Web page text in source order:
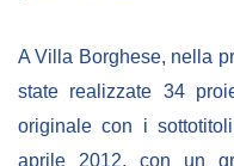
Catalogo
Pubblicazioni
A Villa Borghese, nella
state realizzate 34
originale con i
aprile 2012, con un